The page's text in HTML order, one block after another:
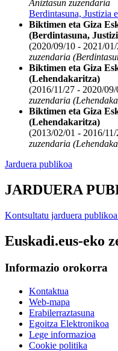
Aniztasun zuzendaria
Berdintasuna, Justizia
Biktimen eta Giza
(Berdintasuna,
(2020/09/10 - 2021/
zuzendaria
Biktimen eta Giza
(Lehendakaritza)
(2016/11/27 - 2020/
zuzendaria
Biktimen eta Giza
(Lehendakaritza)
(2013/02/01 - 2016/
zuzendaria
Jarduera publikoa
JARDUERA
Kontsultatu jarduera
Euskadi.eus-eko
Informazio orokorra
Kontaktua
Web-mapa
Erabilerraztasuna
Egoitza Elektronikoa
Lege informazioa
Cookie politika